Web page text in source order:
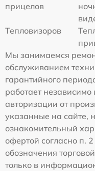
прицелов
Тепловизоров
Мы занимаемся
обслуживанием
гарантийного
работает
авторизации от
указанные на сайте,
ознакомительный
офертой согласно п.
обозначения
только в